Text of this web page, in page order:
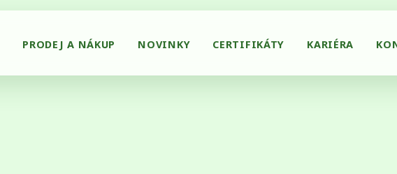
PRODEJ A NÁKUP NOVINKY CERTIFIKÁTY KARIÉRA